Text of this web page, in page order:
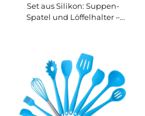
Set aus Silikon: Suppen-
Spatel und Löffelhalter –